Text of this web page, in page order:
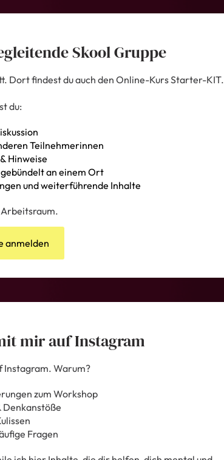
Skool Gruppe
Dort findest du auch den Online-Kurs Starter-KIT.
du:
Teilnehmerinnen
Hinweise
an einem Ort
und weiterführende Inhalte
anmelden
mir auf Instagram
Instagram. Warum?
zum Workshop
Denkanstöße
Fragen